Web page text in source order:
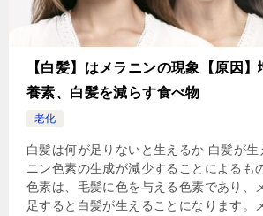
【白髪】はメラニンの現象【原因
養素、白髪を減らす食べ物
老化
白髪は何が足りないと生えるか 白髪が生
ニン色素の生成が減少することによるも
色素は、毛髪に色を与える色素であり、
足すると白髪が生えることになります。